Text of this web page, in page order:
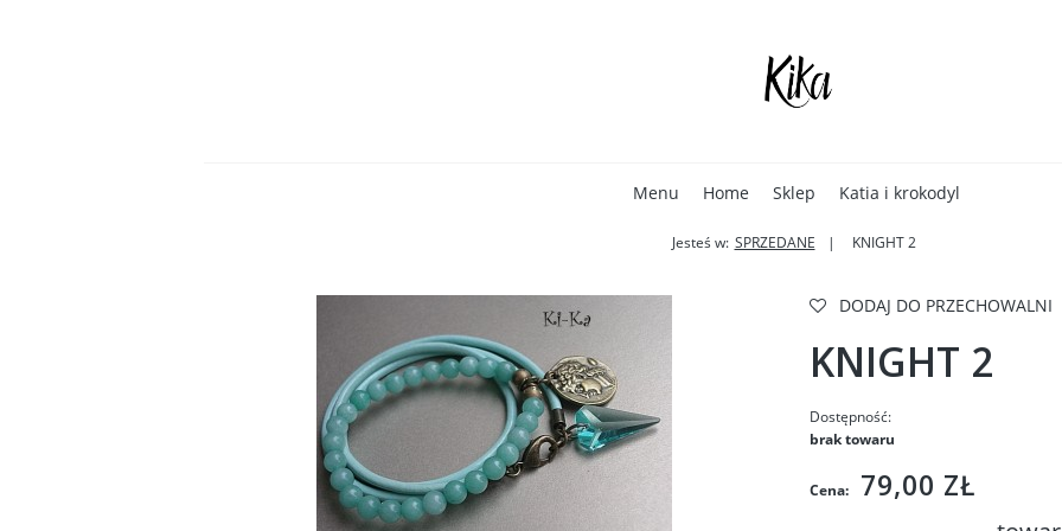
Menu Home Sklep Katia i krokodyl
Jesteś w: SPRZEDANE KNIGHT 2
DODAJ DO PRZECHOWALNI
KNIGHT 2
Dostępność:
brak towaru
Cena: 79,00 ZŁ